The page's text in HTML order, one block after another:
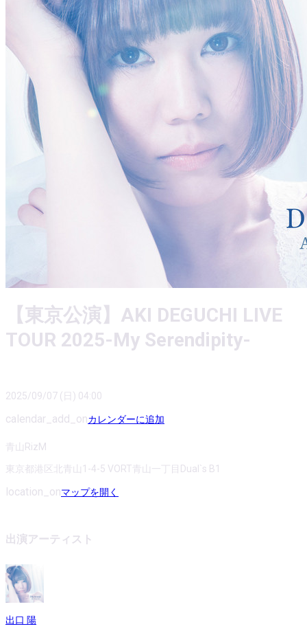
【東京公演】AKI DEGUCHI LIVE
TOUR 2025-My Serendipity-
2025/09/07 (日) 04:00
calendar_add_onカレンダーに追加
青山RizM
東京都港区北青山1-4-5 VORT青山一丁目Dual`s B1
location_onマップを開く
出演アーティスト
出口 陽